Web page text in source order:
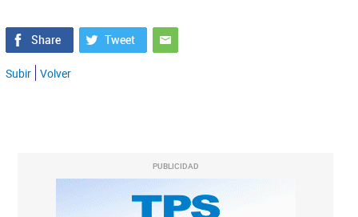
Subir Volver
PUBLICIDAD